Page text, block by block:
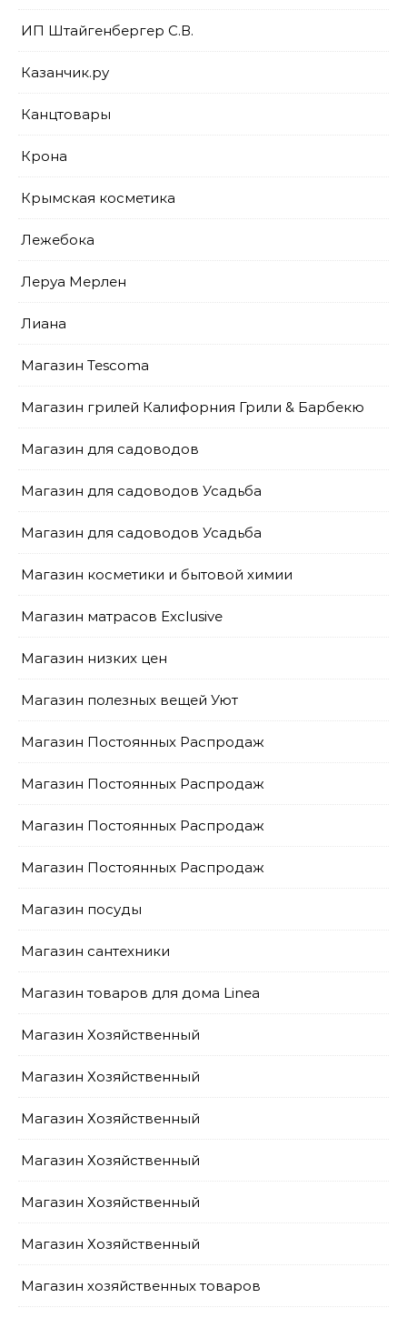
ИП Штайгенбергер С.В.
Казанчик.ру
Канцтовары
Крона
Крымская косметика
Лежебока
Леруа Мерлен
Лиана
Магазин Tescoma
Магазин грилей Калифорния Грили & Барбекю
Магазин для садоводов
Магазин для садоводов Усадьба
Магазин для садоводов Усадьба
Магазин косметики и бытовой химии
Магазин матрасов Exclusive
Магазин низких цен
Магазин полезных вещей Уют
Магазин Постоянных Распродаж
Магазин Постоянных Распродаж
Магазин Постоянных Распродаж
Магазин Постоянных Распродаж
Магазин посуды
Магазин сантехники
Магазин товаров для дома Linea
Магазин Хозяйственный
Магазин Хозяйственный
Магазин Хозяйственный
Магазин Хозяйственный
Магазин Хозяйственный
Магазин Хозяйственный
Магазин хозяйственных товаров